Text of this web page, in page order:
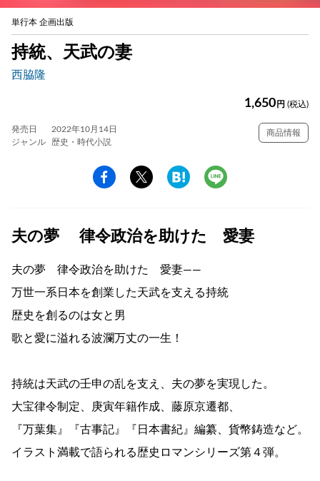
単行本 企画出版
持統、天武の妻
西脇隆
1,650 円 (税込)
発売日
2022年10月14日
ジャンル
歴史・時代小説
商品情報
夫の夢 律令政治を助けた 愛妻
夫の夢 律令政治を助けた 愛妻――
万世一系日本を創業した天武を支える持統
歴史を創るのは女と男
歌と愛に溢れる波瀾万丈の一生！
持統は天武の壬申の乱を支え、夫の夢を実現した。
大宝律令制定、庚寅年籍作成、藤原京遷都、
『万葉集』『古事記』『日本書紀』編纂、貨幣鋳造など。
イラスト満載で語られる歴史ロマンシリーズ第４弾。